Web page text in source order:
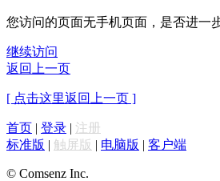
您访问的页面无手机页面，是否进一
继续访问
返回上一页
[ 点击这里返回上一页 ]
首页 | 登录 | 注册
标准版 | 触屏版 | 电脑版 | 客户端
© Comsenz Inc.